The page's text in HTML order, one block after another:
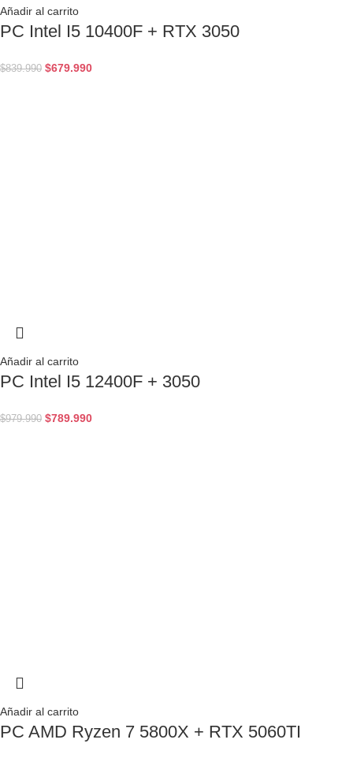
Añadir al carrito
PC Intel I5 10400F + RTX 3050
$839.990 $679.990
Añadir al carrito
PC Intel I5 12400F + 3050
$979.990 $789.990
Añadir al carrito
PC AMD Ryzen 7 5800X + RTX 5060TI